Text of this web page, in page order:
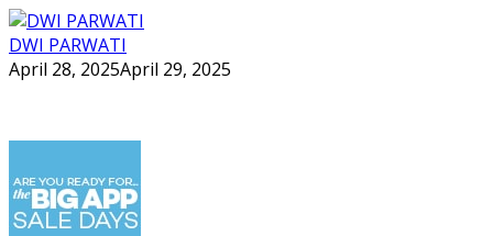
DWI PARWATI
April 28, 2025April 29, 2025